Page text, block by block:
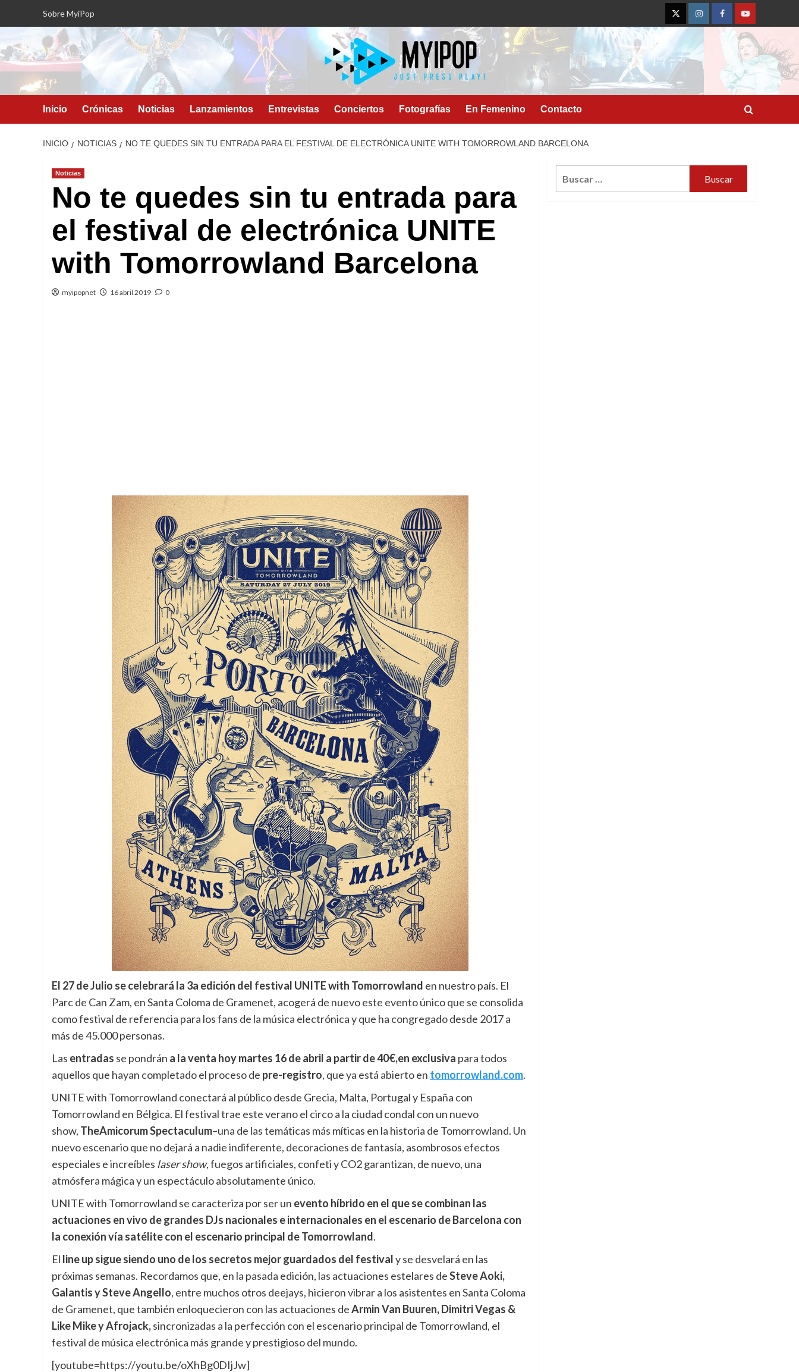
Sobre MyiPop
TwitterInstagramFacebookYouTube
Inicio Crónicas Noticias Lanzamientos Entrevistas Conciertos Fotografías En Femenino Contacto
INICIO NOTICIAS NO TE QUEDES SIN TU ENTRADA PARA EL FESTIVAL DE ELECTRÓNICA UNITE WITH TOMORROWLAND BARCELONA
Noticias
No te quedes sin tu entrada para
el festival de electrónica UNITE
with Tomorrowland Barcelona
myipopnet 16 abril 2019 0
El 27 de Julio se celebrará la 3a edición del festival UNITE with Tomorrowland en nuestro país. El
Parc de Can Zam, en Santa Coloma de Gramenet, acogerá de nuevo este evento único que se consolida
como festival de referencia para los fans de la música electrónica y que ha congregado desde 2017 a
más de 45.000 personas.
Las entradas se pondrán a la venta hoy martes 16 de abril a partir de 40€,en exclusiva para todos
aquellos que hayan completado el proceso de pre-registro, que ya está abierto en tomorrowland.com.
UNITE with Tomorrowland conectará al público desde Grecia, Malta, Portugal y España con
Tomorrowland en Bélgica. El festival trae este verano el circo a la ciudad condal con un nuevo
show, TheAmicorum Spectaculum–una de las temáticas más míticas en la historia de Tomorrowland. Un
nuevo escenario que no dejará a nadie indiferente, decoraciones de fantasía, asombrosos efectos
especiales e increíbles laser show, fuegos artificiales, confeti y CO2 garantizan, de nuevo, una
atmósfera mágica y un espectáculo absolutamente único.
UNITE with Tomorrowland se caracteriza por ser un evento híbrido en el que se combinan las
actuaciones en vivo de grandes DJs nacionales e internacionales en el escenario de Barcelona con
la conexión vía satélite con el escenario principal de Tomorrowland.
El line up sigue siendo uno de los secretos mejor guardados del festivaly se desvelará en las
próximas semanas. Recordamos que, en la pasada edición, las actuaciones estelares deSteve Aoki,
Galantis y Steve Angello, entre muchos otros deejays, hicieron vibrar a los asistentes en Santa Coloma
de Gramenet, que también enloquecieron con las actuaciones deArmin Van Buuren, Dimitri Vegas &
Like Mike y Afrojack,sincronizadas a la perfección con el escenario principal de Tomorrowland, el
festival de música electrónica más grande y prestigioso del mundo.
[youtube=https://youtu.be/oXhBg0DIjJw]